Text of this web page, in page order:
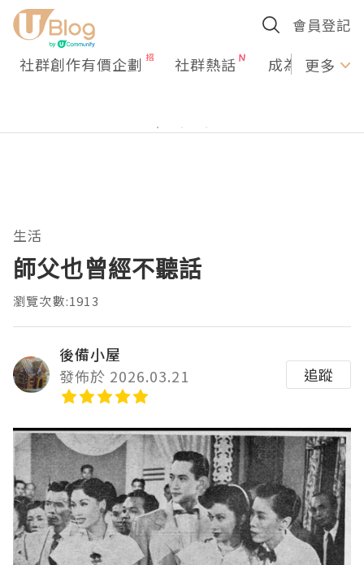
會員登記
社群創作有價企劃 社群熱話 成為U更多
生活
師父也曾經不聽話
瀏覽次數:1913
後備小屋
發佈於 2026.03.21
追蹤